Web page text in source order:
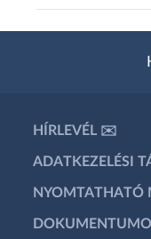
HÍRLEVÉL ✉️
ADATKEZELÉSI
NYOMTATHATÓ